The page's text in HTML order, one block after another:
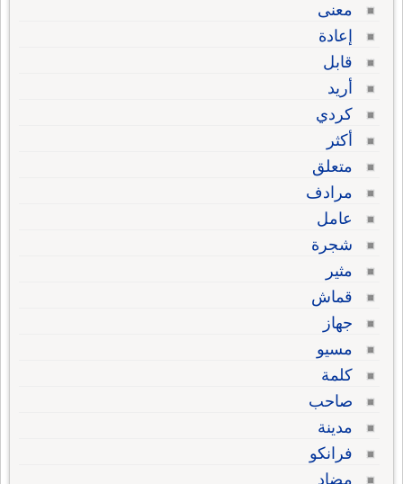
معنى
إعادة
قابل
أريد
كردي
أكثر
متعلق
مرادف
عامل
شجرة
مثير
قماش
جهاز
مسيو
كلمة
صاحب
مدينة
فرانكو
مضاد